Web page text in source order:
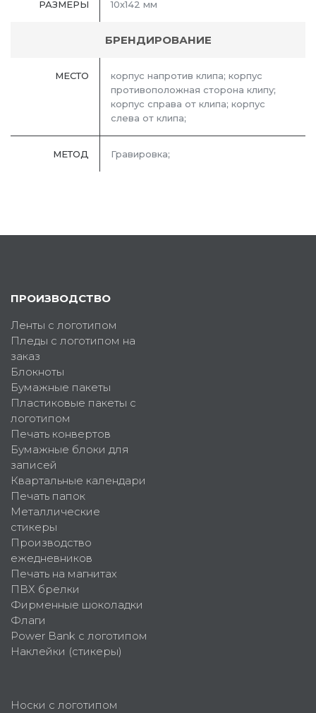
РАЗМЕРЫ 10х142 мм
БРЕНДИРОВАНИЕ
МЕСТО
корпус напротив клипа; корпус
противоположная сторона клипу;
корпус справа от клипа; корпус
слева от клипа;
МЕТОД Гравировка;
ПРОИЗВОДСТВО
Ленты с логотипом
Пледы с логотипом на
заказ
Блокноты
Бумажные пакеты
Пластиковые пакеты с
логотипом
Печать конвертов
Бумажные блоки для
записей
Квартальные календари
Печать папок
Металлические
стикеры
Производство
ежедневников
Печать на магнитах
ПВХ брелки
Фирменные шоколадки
Флаги
Power Bank с логотипом
Наклейки (стикеры)
Носки с логотипом